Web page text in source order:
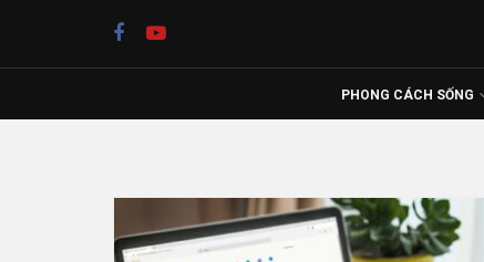
PHONG CÁCH SỐNG